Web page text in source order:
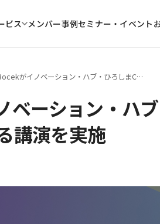
ビス メンバー事例セミナー・イベント
Bocekがイノベーション・ハブ・ひろしまCampsにて生成AIに関する講演を実施
ベーション・ハ
講演を実施